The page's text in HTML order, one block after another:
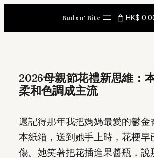
content
Buds n' Bite HK$
2026母親節花禮新思維：
柔和色調成主流
還記得那年我把媽媽最愛的鬱金
本紙箱，送到她手上時，花梗早
傷。她笑著把花插進果醬瓶，說